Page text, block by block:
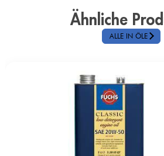
Ähnliche
ALLE IN ÖLE